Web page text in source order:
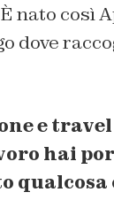
nato così
dove
e
hai
qualcosa